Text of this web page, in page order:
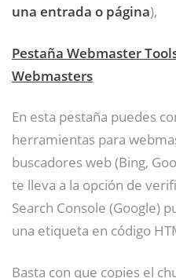
una entrada o página),
Pestaña Webmaster
Webmasters
En esta pestaña puedes
herramientas para
buscadores web (Bing,
te lleva a la opción de
Search Console (Google)
una etiqueta en código
Basta con que copies el